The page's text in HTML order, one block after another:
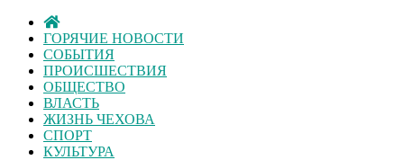
ГОРЯЧИЕ НОВОСТИ
СОБЫТИЯ
ПРОИСШЕСТВИЯ
ОБЩЕСТВО
ВЛАСТЬ
ЖИЗНЬ ЧЕХОВА
СПОРТ
КУЛЬТУРА